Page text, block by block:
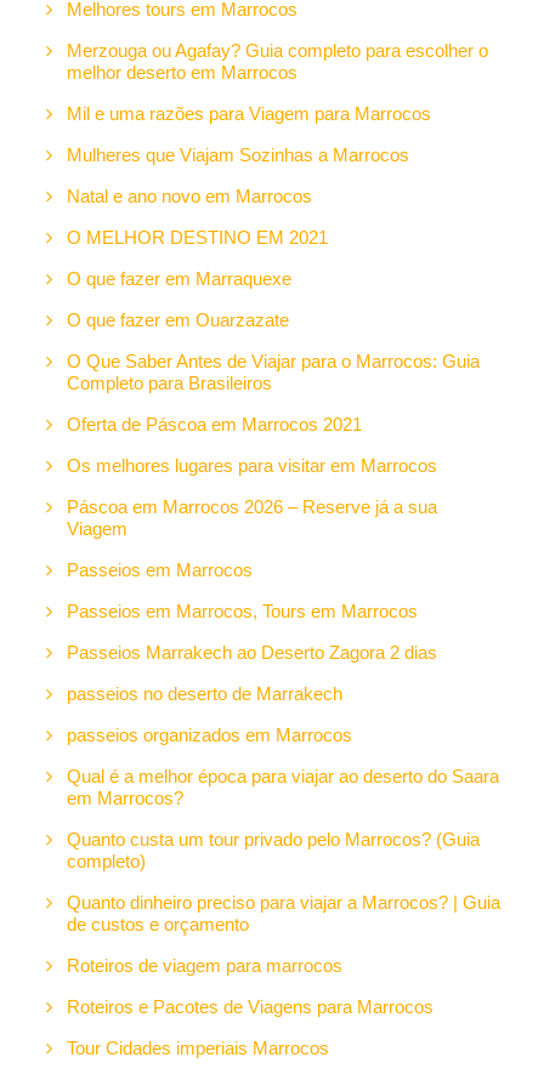
Melhores tours em Marrocos
Merzouga ou Agafay? Guia completo para escolher o
melhor deserto em Marrocos
Mil e uma razões para Viagem para Marrocos
Mulheres que Viajam Sozinhas a Marrocos
Natal e ano novo em Marrocos
O MELHOR DESTINO EM 2021
O que fazer em Marraquexe
O que fazer em Ouarzazate
O Que Saber Antes de Viajar para o Marrocos: Guia
Completo para Brasileiros
Oferta de Páscoa em Marrocos 2021
Os melhores lugares para visitar em Marrocos
Páscoa em Marrocos 2026 – Reserve já a sua
Viagem
Passeios em Marrocos
Passeios em Marrocos, Tours em Marrocos
Passeios Marrakech ao Deserto Zagora 2 dias
passeios no deserto de Marrakech
passeios organizados em Marrocos
Qual é a melhor época para viajar ao deserto do Saara
em Marrocos?
Quanto custa um tour privado pelo Marrocos? (Guia
completo)
Quanto dinheiro preciso para viajar a Marrocos? | Guia
de custos e orçamento
Roteiros de viagem para marrocos
Roteiros e Pacotes de Viagens para Marrocos
Tour Cidades imperiais Marrocos